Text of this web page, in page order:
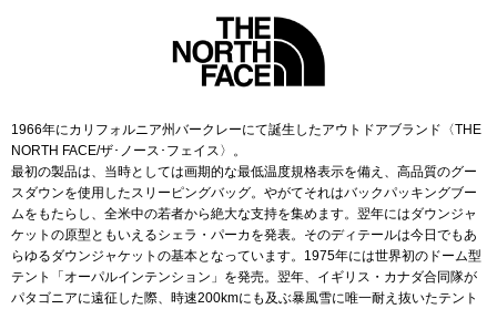
マフラー／ス
スカーフ／ス
1966年にカリフォルニア州バークレーにて誕生したアウトドアブランド〈THE
NORTH FACE/ザ･ノース･フェイス〉。
最初の製品は、当時としては画期的な最低温度規格表示を備え、高品質のグー
スダウンを使用したスリーピングバッグ。やがてそれはバックパッキングブー
ムをもたらし、全米中の若者から絶大な支持を集めます。翌年にはダウンジャ
ケットの原型ともいえるシェラ・パーカを発表。そのディテールは今日でもあ
らゆるダウンジャケットの基本となっています。1975年には世界初のドーム型
テント「オーパルインテンション」を発売。翌年、イギリス・カナダ合同隊が
パタゴニアに遠征した際、時速200kmにも及ぶ暴風雪に唯一耐え抜いたテント